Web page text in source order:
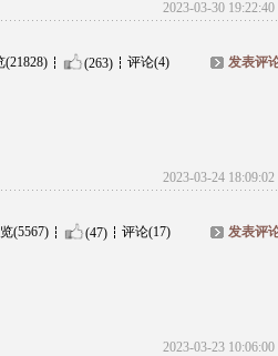
2023-03-30 19:22:40
(21828) (263) 评论(4) 发表评
2023-03-24 18:09:02
(5567) (47) 评论(17) 发表评
2023-03-23 10:06:00